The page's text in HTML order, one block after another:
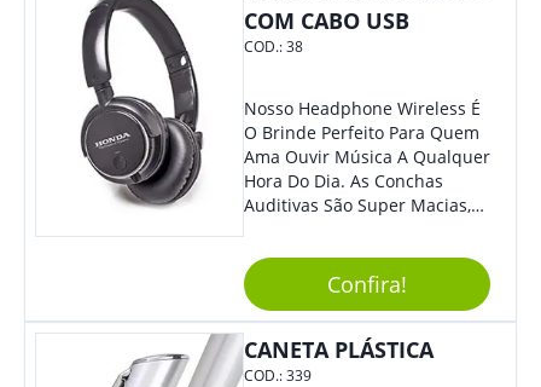
COM CABO USB
COD.:38
Nosso Headphone Wireless É
O Brinde Perfeito Para Quem
Ama Ouvir Música A Qualquer
Hora Do Dia. As Conchas
Auditivas São Super Macias,
Conforto Ao Utilizá-Lo. Com
Entrada Para Mini Sd Cartão
De Memória, Bateria Interna
Recarregável E Botões De
Volume, Avanço, Retrocesso E
Para Atender Ligações, O
Confira!
CANETA PLÁSTICA
COD.:339